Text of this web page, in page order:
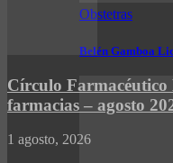
Obstetras
Belén Gamboa
Círculo
farmacias – agosto
1 agosto, 2026